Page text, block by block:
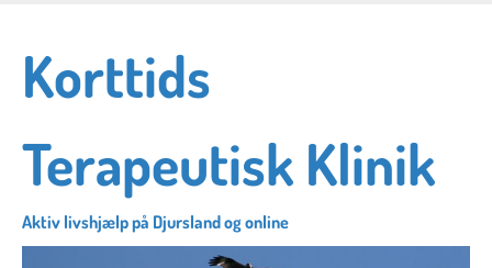
main
content
Korttids
Terapeutisk Klinik
Aktiv livshjælp på Djursland og online